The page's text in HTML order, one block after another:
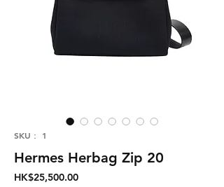
SKU： 1
Hermes Herbag Zip 20
HK$25,500.00価